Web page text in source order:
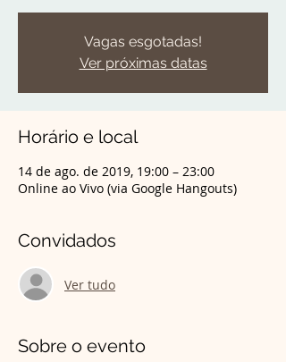
Vagas esgotadas!
Ver próximas datas
Horário e local
14 de ago. de 2019, 19:00 – 23:00
Online ao Vivo (via Google Hangouts)
Convidados
Ver tudo
Sobre o evento